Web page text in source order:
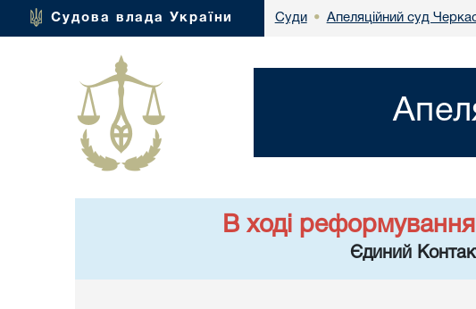
Судова влада України Суди • Апеляційний суд
В ході
Єдиний